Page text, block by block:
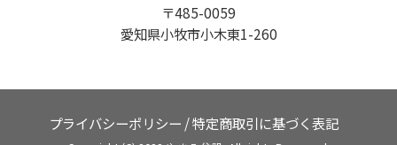
〒485-0059
愛知県小牧市小木東1-260
プライバシーポリシー /特定商取引に基づく表記